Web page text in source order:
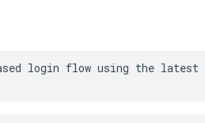
login flow using the latest